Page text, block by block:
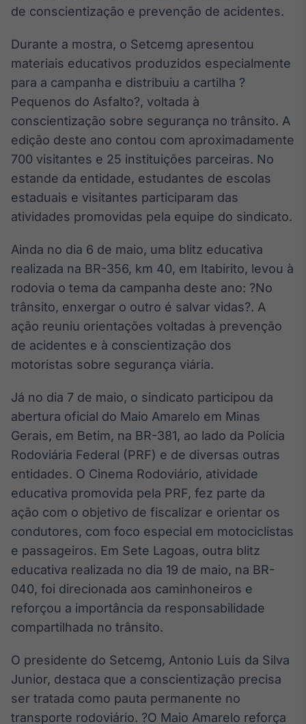
Fundos
A melhor
plataforma para
analisar fundos
de investimento
no Brasil
IA
Em breve
Em breve
Gestão de
Investimentos
Em breve
Tokenização
de ativos
Em breve
Crédito
Em breve
de conscientização e prevenção de acidentes.
Durante a mostra, o Setcemg apresentou
materiais educativos produzidos especialmente
para a campanha e distribuiu a cartilha ?
Pequenos do Asfalto?, voltada à
conscientização sobre segurança no trânsito. A
edição deste ano contou com aproximadamente
700 visitantes e 25 instituições parceiras. No
estande da entidade, estudantes de escolas
estaduais e visitantes participaram das
atividades promovidas pela equipe do sindicato.
Ainda no dia 6 de maio, uma blitz educativa
realizada na BR-356, km 40, em Itabirito, levou à
rodovia o tema da campanha deste ano: ?No
trânsito, enxergar o outro é salvar vidas?. A
ação reuniu orientações voltadas à prevenção
de acidentes e à conscientização dos
motoristas sobre segurança viária.
Já no dia 7 de maio, o sindicato participou da
abertura oficial do Maio Amarelo em Minas
Gerais, em Betim, na BR-381, ao lado da Polícia
Rodoviária Federal (PRF) e de diversas outras
entidades. O Cinema Rodoviário, atividade
educativa promovida pela PRF, fez parte da
ação com o objetivo de fiscalizar e orientar os
condutores, com foco especial em motociclistas
e passageiros. Em Sete Lagoas, outra blitz
educativa realizada no dia 19 de maio, na BR-
040, foi direcionada aos caminhoneiros e
reforçou a importância da responsabilidade
compartilhada no trânsito.
O presidente do Setcemg, Antonio Luis da Silva
Junior, destaca que a conscientização precisa
ser tratada como pauta permanente no
transporte rodoviário. ?O Maio Amarelo reforça